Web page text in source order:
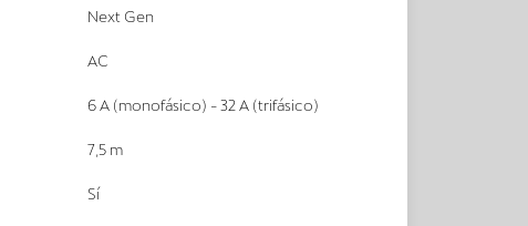
Next Gen
AC
6 A (monofásico) - 32 A (trifásico)
7,5 m
Sí